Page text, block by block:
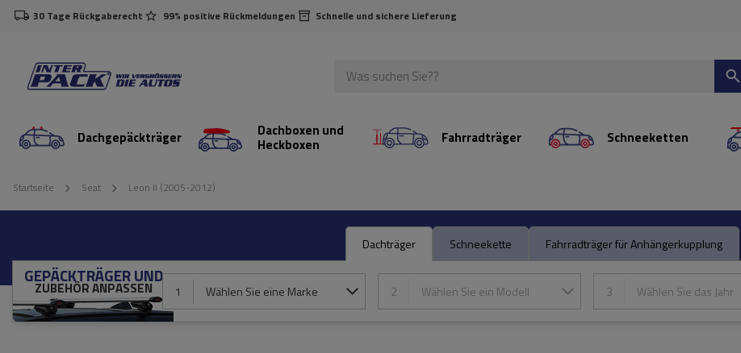
30 Tage Rückgaberecht 99% positive Rückmeldungen Schnelle und sichere Lieferung
Dachgepäckträger Dachboxen und
Heckboxen Fahrradträger Schneeketten
Startseite Seat Leon II (2005-2012)
Dachträger Schneekette Fahrradträger für Anhängerkupplung
GEPÄCKTRÄGER UND
ZUBEHÖR ANPASSEN 1 Wählen Sie eine Marke 2 Wählen Sie ein Modell 3 Wählen Sie das Jahr